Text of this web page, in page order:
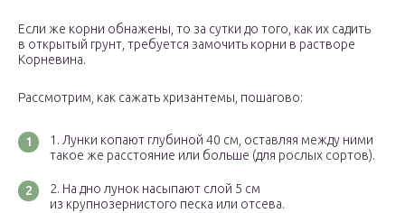
Если же корни обнажены, то за сутки до того, как их садить
в открытый грунт, требуется замочить корни в растворе
Корневина.
Рассмотрим, как сажать хризантемы, пошагово:
Лунки копают глубиной 40 см, оставляя между ними
такое же расстояние или больше (для рослых сортов).
На дно лунок насыпают слой 5 см
из крупнозернистого песка или отсева.